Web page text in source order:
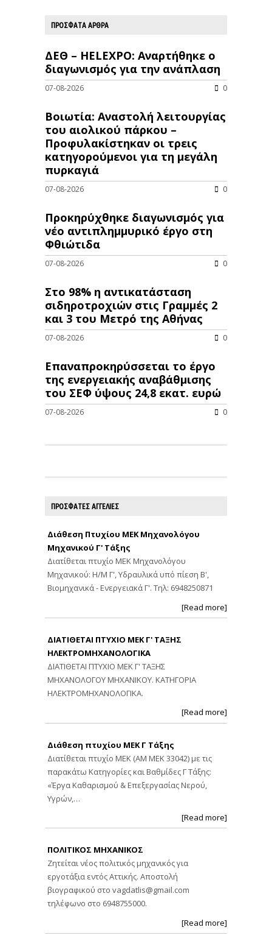
ΠΡΟΣΦΑΤΑ ΑΡΘΡΑ
ΔΕΘ – HELEXPO: Αναρτήθηκε ο
διαγωνισμός για την ανάπλαση
07-08-2026 0
Βοιωτία: Αναστολή λειτουργίας
του αιολικού πάρκου –
Προφυλακίστηκαν οι τρεις
κατηγορούμενοι για τη μεγάλη
πυρκαγιά
07-08-2026 0
Προκηρύχθηκε διαγωνισμός για
νέo αντιπλημμυρικό έργο στη
Φθιώτιδα
07-08-2026 0
Στο 98% η αντικατάσταση
σιδηροτροχιών στις Γραμμές 2
και 3 του Μετρό της Αθήνας
07-08-2026 0
Επαναπροκηρύσσεται το έργο
της ενεργειακής αναβάθμισης
του ΣΕΦ ύψους 24,8 εκατ. ευρώ
07-08-2026 0
ΠΡΟΣΦΑΤΕΣ ΑΓΓΕΛΙΕΣ
Διάθεση Πτυχίου ΜΕΚ Μηχανολόγου
Μηχανικού Γ' Τάξης
Διατίθεται πτυχίο ΜΕΚ Μηχανολόγου
Μηχανικού: Η/Μ Γ', Υδραυλικά υπό πίεση Β',
Βιομηχανικά - Ενεργειακά Γ'. Τηλ: 6948250871
[Read more]
ΔΙΑΤΙΘΕΤΑΙ ΠΤΥΧΙΟ ΜΕΚ Γ' ΤΑΞΗΣ
ΗΛΕΚΤΡΟΜΗΧΑΝΟΛΟΓΙΚΑ
ΔΙΑΤΙΘΕΤΑΙ ΠΤΥΧΙΟ ΜΕΚ Γ' ΤΑΞΗΣ
ΜΗΧΑΝΟΛΟΓΟΥ ΜΗΧΑΝΙΚΟΥ. ΚΑΤΗΓΟΡΙΑ
ΗΛΕΚΤΡΟΜΗΧΑΝΟΛΟΓΙΚΑ.
[Read more]
Διάθεση πτυχίου ΜΕΚ Γ Τάξης
Διατίθεται πτυχίο ΜΕΚ (ΑΜ ΜΕΚ 33042) με τις
παρακάτω Κατηγορίες και Βαθμίδες Γ Τάξης:
«Έργα Καθαρισμού & Επεξεργασίας Νερού,
Υγρών,…
[Read more]
ΠΟΛΙΤΙΚΟΣ ΜΗΧΑΝΙΚΟΣ
Ζητείται νέος πολιτικός μηχανικός για
εργοτάξια εντός Αττικής. Αποστολή
βιογραφικού στο vagdatlis@gmail.com
τηλέφωνο στο 6948755000.
[Read more]